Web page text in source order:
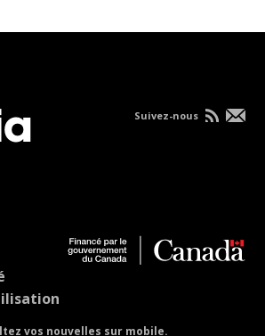
vos nouvelles sur mobile.
Suivez-nous